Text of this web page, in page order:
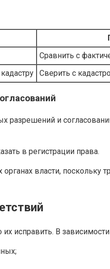
Сравнить с
Сверить с
и
в регистрации права.
власти, поскольку
исправить. В